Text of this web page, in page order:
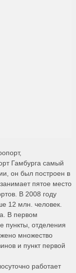
Гамбурга самый
он был построен в
пятое место
В 2008 году
12 млн. человек.
В первом
пункты, отделения
множество
и пункт первой
работает